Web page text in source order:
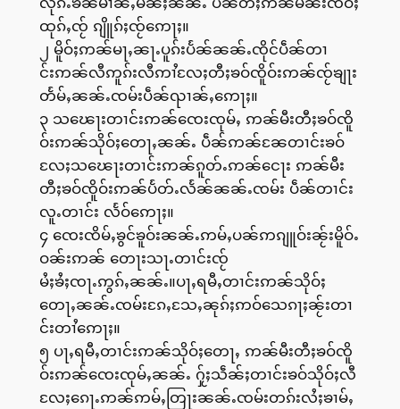
ထုၵ်ႇၸႂ် ၵျိူၵ်ႈၸႂ်ဢေႃႈ။
၂ မိူဝ်ႈဢၼ်မႃႇၼႃႉပူၵ်းပႅၼ်ၼၼ်ႉၸိုင်ပဵၼ်တၢ
င်းဢၼ်လီဢူၵ်းလီဢၢႆလႄႈတီႈၶဝ်ၸိူဝ်းဢၼ်ၸႂ်ၶျႃး
တႅမ်ႇၼၼ်ႉၸမ်းပဵၼ်ၺၢၼ်ႇဢေႃႈ။
၃ သၽေႃးတၢင်းဢၼ်ၸေးၸုမ်ႇ ဢၼ်မီးတီႈၶဝ်ၸိူ
ဝ်းဢၼ်သိုဝ်ႈတေႃႇၼၼ်ႉ ပဵၼ်ဢၼ်ၼႄတၢင်းၶဝ်
လႄႈသၽေႃးတၢင်းဢၼ်ၵူတ်ႉဢၼ်ငေႃး ဢၼ်မီး
တီႈၶဝ်ၸိူဝ်းဢၼ်ပႅတ်ႉလႅၼ်ၼၼ်ႉၸမ်း ပဵၼ်တၢင်း
လူႉတၢင်း လႅဝ်ဢေႃႈ။
၄ ၸေးၸိမ်ႇၶွင်ၶူဝ်းၼၼ်ႉဢမ်ႇပၼ်ဢၵျူဝ်းၼႂ်းမိူဝ်ႉ
ဝၼ်းဢၼ် တေႃးသႃႉတၢင်းၸႂ်
မႆႈၶႆႈၸႃႉဢွၵ်ႇၼၼ်ႉ။ပႃႇရမီႇတၢင်းဢၼ်သိုဝ်ႈ
တေႃႇၼၼ်ႉၸမ်းၵႄႇသႄႇၼုၵ်ႈဢဝ်သေၵႃႈၼႂ်းတၢ
င်းတၢႆဢေႃႈ။
၅ ပႃႇရမီႇတၢင်းဢၼ်သိုဝ်ႈတေႃႇ ဢၼ်မီးတီႈၶဝ်ၸိူ
ဝ်းဢၼ်ၸေးၸုမ်ႇၼၼ်ႉ ႁႂ်ႈသဵၼ်ႈတၢင်းၶဝ်သိုဝ်ႈလီ
လႄႈၵေႃႉဢၼ်ဢမ်ႇတြႃးၼၼ်ႉၸမ်းတၵ်းလႆႈၶၢမ်ႇ